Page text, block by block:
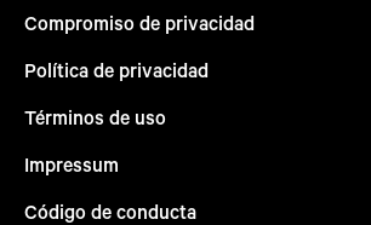
Compromiso de privacidad
Política de privacidad
Términos de uso
Impressum
Código de conducta